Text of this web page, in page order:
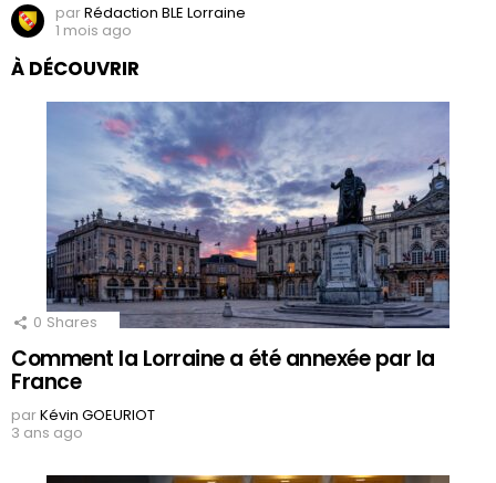
parRédaction BLE Lorraine
1 mois ago
À DÉCOUVRIR
0 Shares
Comment la Lorraine a été annexée par la
France
parKévin GOEURIOT
3 ans ago